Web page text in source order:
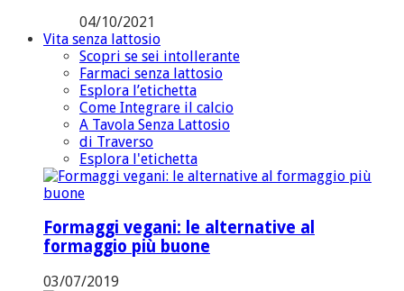
04/10/2021
Vita senza lattosio
Scopri se sei intollerante
Farmaci senza lattosio
Esplora l’etichetta
Come Integrare il calcio
A Tavola Senza Lattosio
di Traverso
Esplora l'etichetta
Formaggi vegani: le alternative al
formaggio più buone
03/07/2019